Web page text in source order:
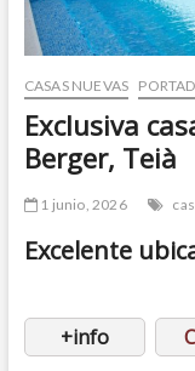
CASAS NUEVAS
Exclusiva
Berger, Teià
1 junio, 2026
Excelente
+info